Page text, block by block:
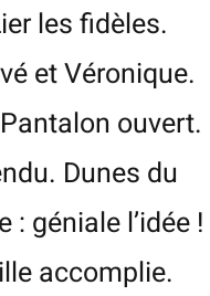
les fidèles.
et Véronique.
ouvert.
Dunes du
géniale l’idée !
accomplie.